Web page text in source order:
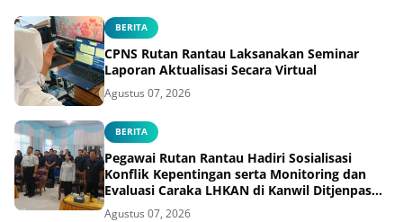
BERITA
CPNS Rutan Rantau Laksanakan Seminar
Laporan Aktualisasi Secara Virtual
Agustus 07, 2026
BERITA
Pegawai Rutan Rantau Hadiri Sosialisasi
Konflik Kepentingan serta Monitoring dan
Evaluasi Caraka LHKAN di Kanwil Ditjenpas
Kalsel
Agustus 07, 2026